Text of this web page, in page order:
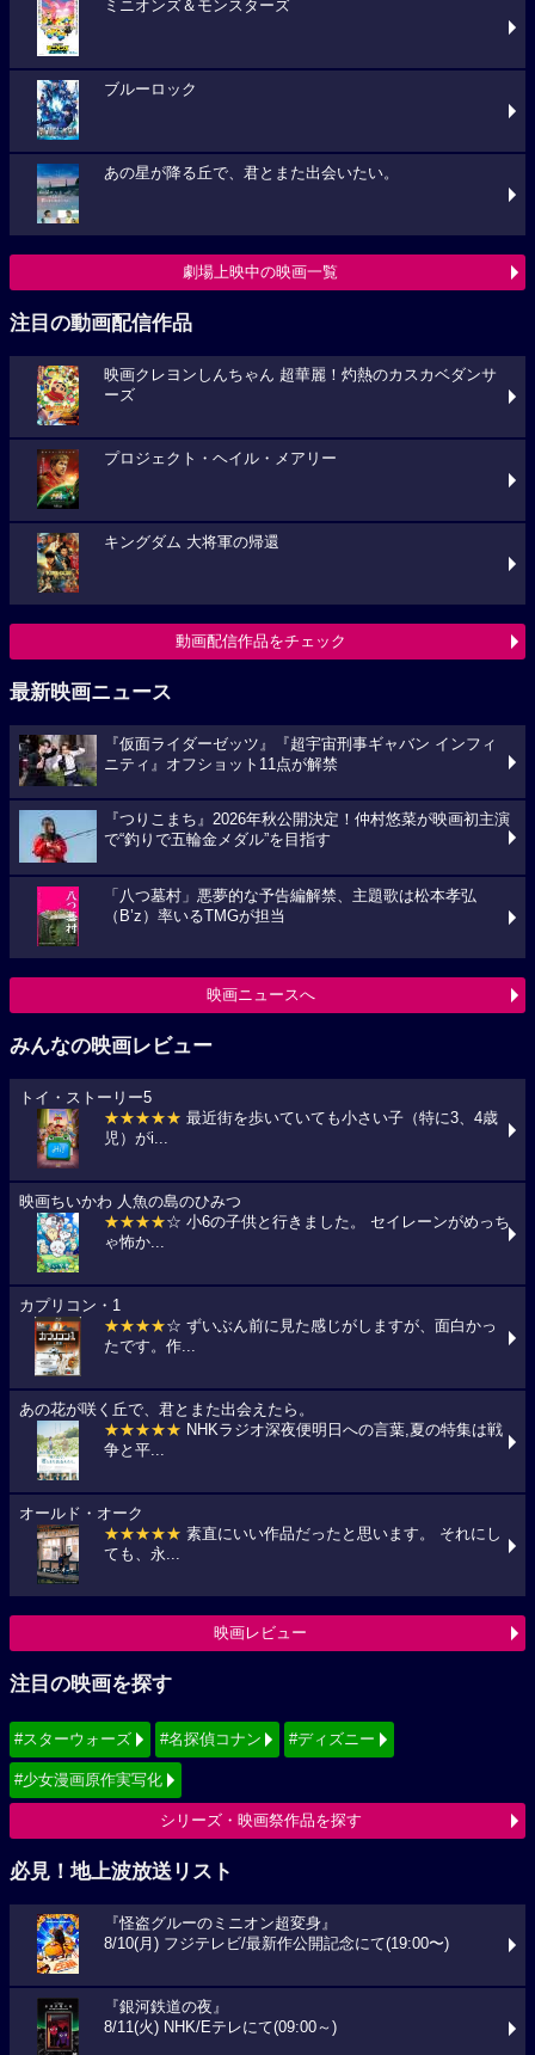
ミニオンズ＆モンスターズ
ブルーロック
あの星が降る丘で、君とまた出会いたい。
劇場上映中の映画一覧
注目の動画配信作品
映画クレヨンしんちゃん 超華麗！灼熱のカスカベダンサ
ーズ
プロジェクト・ヘイル・メアリー
キングダム 大将軍の帰還
動画配信作品をチェック
最新映画ニュース
『仮面ライダーゼッツ』『超宇宙刑事ギャバン インフィ
ニティ』オフショット11点が解禁
『つりこまち』2026年秋公開決定！仲村悠菜が映画初主演
で“釣りで五輪金メダル”を目指す
「八つ墓村」悪夢的な予告編解禁、主題歌は松本孝弘
（B’z）率いるTMGが担当
映画ニュースへ
みんなの映画レビュー
トイ・ストーリー5
★★★★★ 最近街を歩いていても小さい子（特に3、4歳
児）がi...
映画ちいかわ 人魚の島のひみつ
★★★★☆ 小6の子供と行きました。 セイレーンがめっち
ゃ怖か...
カプリコン・1
★★★★☆ ずいぶん前に見た感じがしますが、面白かっ
たです。作...
あの花が咲く丘で、君とまた出会えたら。
★★★★★ NHKラジオ深夜便明日への言葉,夏の特集は戦
争と平...
オールド・オーク
★★★★★ 素直にいい作品だったと思います。 それにし
ても、永...
映画レビュー
注目の映画を探す
#スターウォーズ #名探偵コナン #ディズニー
#少女漫画原作実写化
シリーズ・映画祭作品を探す
必見！地上波放送リスト
『怪盗グルーのミニオン超変身』
8/10(月) フジテレビ/最新作公開記念にて(19:00〜)
『銀河鉄道の夜』
8/11(火) NHK/Eテレにて(09:00～)